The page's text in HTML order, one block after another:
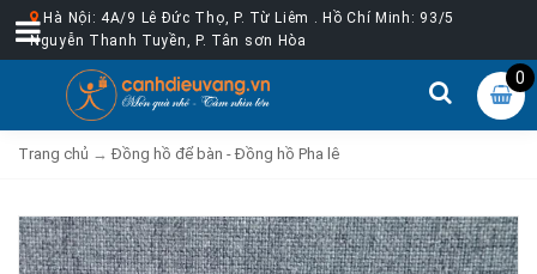
Hà Nội: 4A/9 Lê Đức Thọ, P. Từ Liêm . Hồ Chí Minh: 93/5
Nguyễn Thanh Tuyền, P. Tân sơn Hòa
0
Trang chủ → Đồng hồ để bàn - Đồng hồ Pha lê